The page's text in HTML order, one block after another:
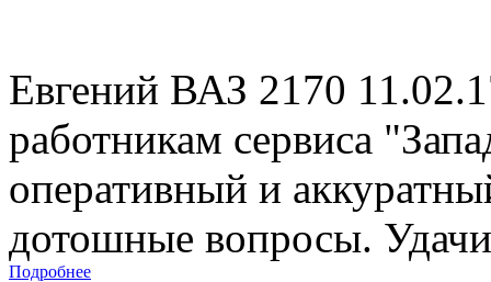
Евгений ВАЗ 2170
работникам сервиса
оперативный и
дотошные вопросы. Удачи
Подробнее